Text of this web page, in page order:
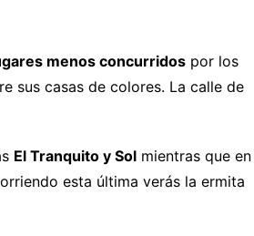
menos concurridos por los
sus casas de colores. La calle de
El Tranquito y Sol mientras que en
esta última verás la ermita